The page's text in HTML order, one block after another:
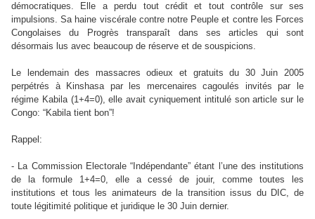
démocratiques. Elle a perdu tout crédit et tout contrôle sur ses
impulsions. Sa haine viscérale contre notre Peuple et contre les Forces
Congolaises du Progrès transparaît dans ses articles qui sont
désormais lus avec beaucoup de réserve et de souspicions.
Le lendemain des massacres odieux et gratuits du 30 Juin 2005
perpétrés à Kinshasa par les mercenaires cagoulés invités par le
régime Kabila (1+4=0), elle avait cyniquement intitulé son article sur le
Congo: “Kabila tient bon”!
Rappel:
- La Commission Electorale “Indépendante” étant l’une des institutions
de la formule 1+4=0, elle a cessé de jouir, comme toutes les
institutions et tous les animateurs de la transition issus du DIC, de
toute légitimité politique et juridique le 30 Juin dernier.